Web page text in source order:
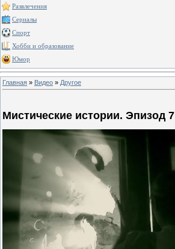
Развлечения
Сериалы
Спорт
Хобби и образование
Юмор
Главная » Видео » Другое
Мистические истории. Эпизод 7